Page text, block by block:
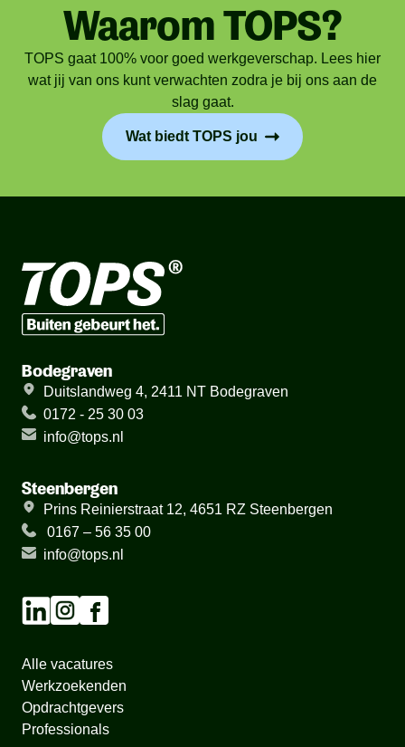
Waarom TOPS?
TOPS gaat 100% voor goed werkgeverschap. Lees hier
wat jij van ons kunt verwachten zodra je bij ons aan de
slag gaat.
Wat biedt TOPS jou
Bodegraven
Duitslandweg 4, 2411 NT Bodegraven
0172 - 25 30 03
info@tops.nl
Steenbergen
Prins Reinierstraat 12, 4651 RZ Steenbergen
0167 – 56 35 00
info@tops.nl
Alle vacatures
Werkzoekenden
Opdrachtgevers
Professionals